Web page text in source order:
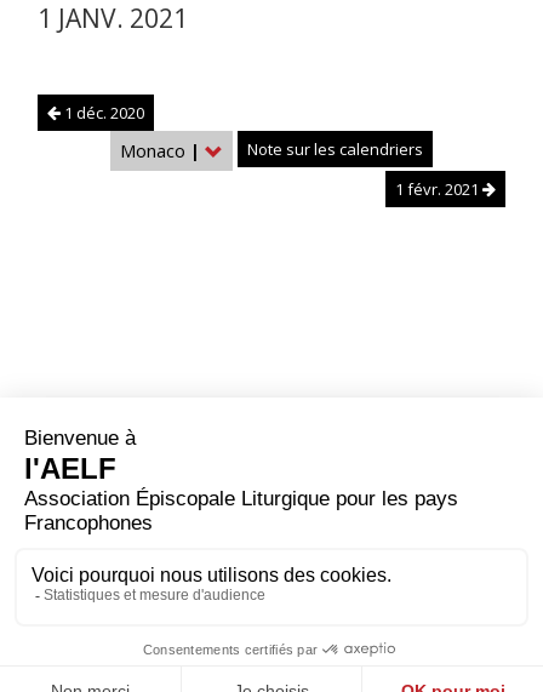
1 JANV. 2021
1 déc. 2020
Monaco |
Note sur les calendriers
1 févr. 2021